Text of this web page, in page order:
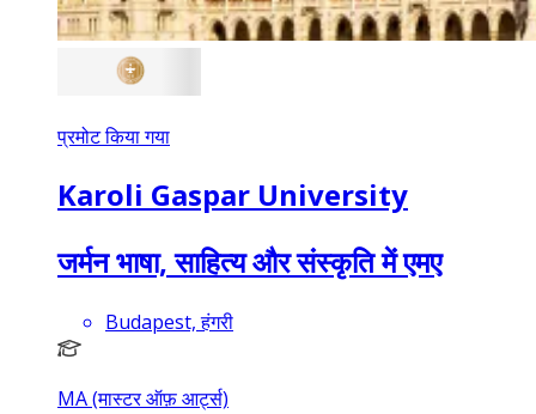
प्रमोट किया गया
Karoli Gaspar University
जर्मन भाषा, साहित्य और संस्कृति में एमए
Budapest, हंगरी
MA (मास्टर ऑफ़ आर्ट्स)